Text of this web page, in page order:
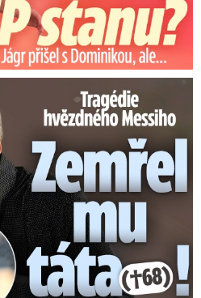
Zemřel mu táta (†68)!